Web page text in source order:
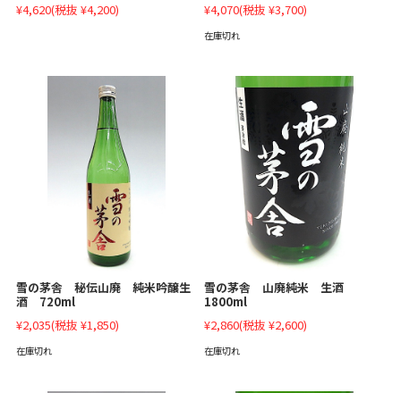
¥4,620(税抜 ¥4,200)
¥4,070(税抜 ¥3,700)
在庫切れ
雪の茅舎 秘伝山廃 純米吟醸生
酒 720ml
¥2,035(税抜 ¥1,850)
在庫切れ
雪の茅舎 山廃純米 生酒
1800ml
¥2,860(税抜 ¥2,600)
在庫切れ